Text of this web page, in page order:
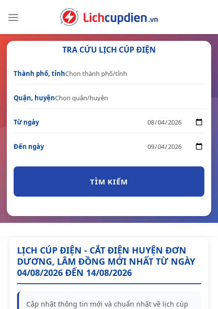
TRA CỨU LỊCH CÚP ĐIỆN
Thành phố, tỉnh
Quận, huyện
Từ ngày
Đến ngày
TÌM KIẾM
LỊCH CÚP ĐIỆN - CẮT ĐIỆN HUYỆN ĐƠN
DƯƠNG, LÂM ĐỒNG MỚI NHẤT TỪ NGÀY
04/08/2026 ĐẾN 14/08/2026
Cập nhật thông tin mới và chuẩn nhất về lịch cúp